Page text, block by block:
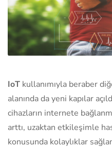
IoT kullanımıyla beraber
alanında da yeni kapılar
cihazların internete
arttı, uzaktan etkileşimle
konusunda kolaylıklar